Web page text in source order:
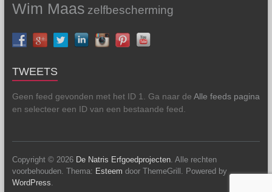
Wim Maas zelfbescherming
TWEETS
Geen feed gevonden met het ID 1. Ga naar de Alle feeds pagina
en selecteer een ID van een bestaande feed.
Copyright © 2026 De Natris Erfgoedprojecten. Alle rechten
voorbehouden. Thema: Esteem door ThemeGrill. Powered by
WordPress.